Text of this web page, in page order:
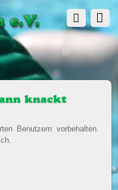
knackt
Benutzern vorbehalten.